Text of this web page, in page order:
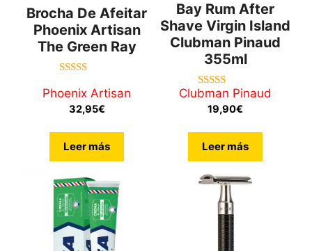
Brocha De Afeitar
Phoenix Artisan
The Green Ray
de 5
Phoenix Artisan
32,95€
Leer más
Bay Rum After
Shave Virgin Island
Clubman Pinaud
355ml
4.60
de 5
Clubman Pinaud
19,90€
Leer más